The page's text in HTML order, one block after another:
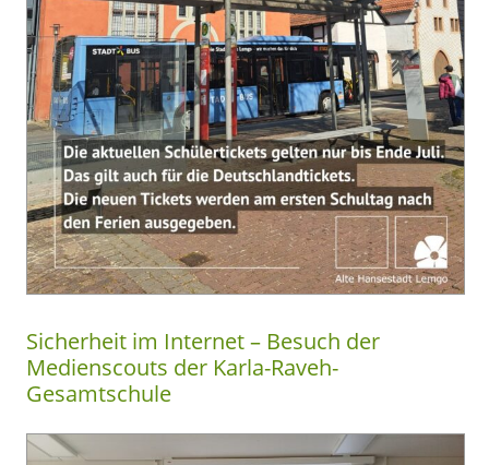
Sicherheit im Internet – Besuch der
Medienscouts der Karla-Raveh-
Gesamtschule